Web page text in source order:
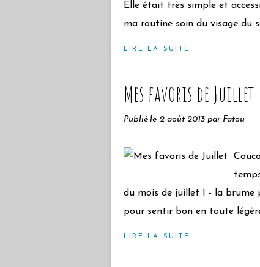
Elle était très simple et
ma routine soin du visage du
LIRE LA SUITE
Mes favoris de Juillet
Publié le 2 août 2013 par Fatou
du mois de juillet 1 - la brume
pour sentir bon en toute
LIRE LA SUITE